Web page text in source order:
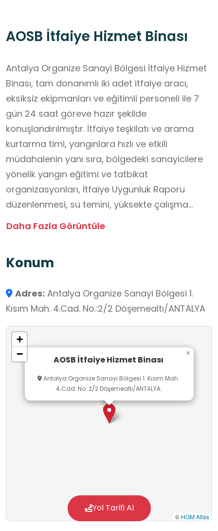
AOSB İtfaiye Hizmet Binası
Antalya Organize Sanayi Bölgesi İtfaiye Hizmet
Binası, tam donanımlı iki adet itfaiye aracı,
eksiksiz ekipmanları ve eğitimli personeli ile 7
gün 24 saat göreve hazır şekilde
konuşlandırılmıştır. İtfaiye teşkilatı ve arama
kurtarma timi, yangınlara hızlı ve etkili
müdahalenin yanı sıra, bölgedeki sanayicilere
yönelik yangın eğitimi ve tatbikat
organizasyonları, İtfaiye Uygunluk Raporu
düzenlenmesi, su temini, yüksekte çalışma
güvenliği vb. alanlarda da hizmet sunmaktadır.
olarak gerçekleştirdikleri tatbikatlarla da
en üst düzeyde tutmaktadır.
Daha Fazla Görüntüle
Konum
Adres: Antalya Organize Sanayi Bölgesi 1.
Kısım Mah. 4.Cad. No.:2/2 Döşemealtı/ANTALYA
AOSB İtfaiye Hizmet Binası
Antalya Organize Sanayi Bölgesi 1. Kısım Mah.
4.Cad. No.:2/2 Döşemealtı/ANTALYA
×
+
−
© HGM Atlas
Yol Tarifi Al